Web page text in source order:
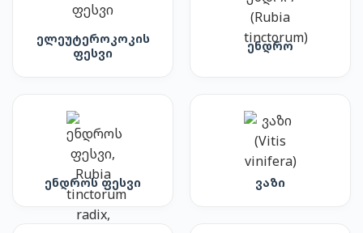
ელეუტეროკოკის
ფესვი
ენდრო
ენდროს ფესვი ვაზი